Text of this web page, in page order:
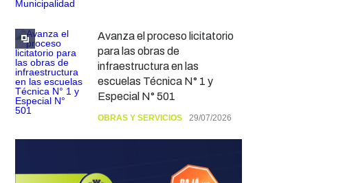
Avanza el proceso licitatorio
para las obras de
infraestructura en las
escuelas Técnica N° 1 y
Especial N° 501
OBRAS Y SERVICIOS 29/07/2026